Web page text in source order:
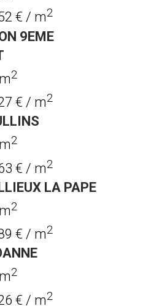
€ / m2
9EME
2
€ / m2
2
€ / m2
LA PAPE
2
€ / m2
2
€ / m2